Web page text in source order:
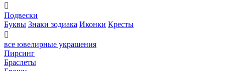

Подвески
Буквы Знаки зодиака Иконки Кресты

все ювелирные украшения
Пирсинг
Браслеты